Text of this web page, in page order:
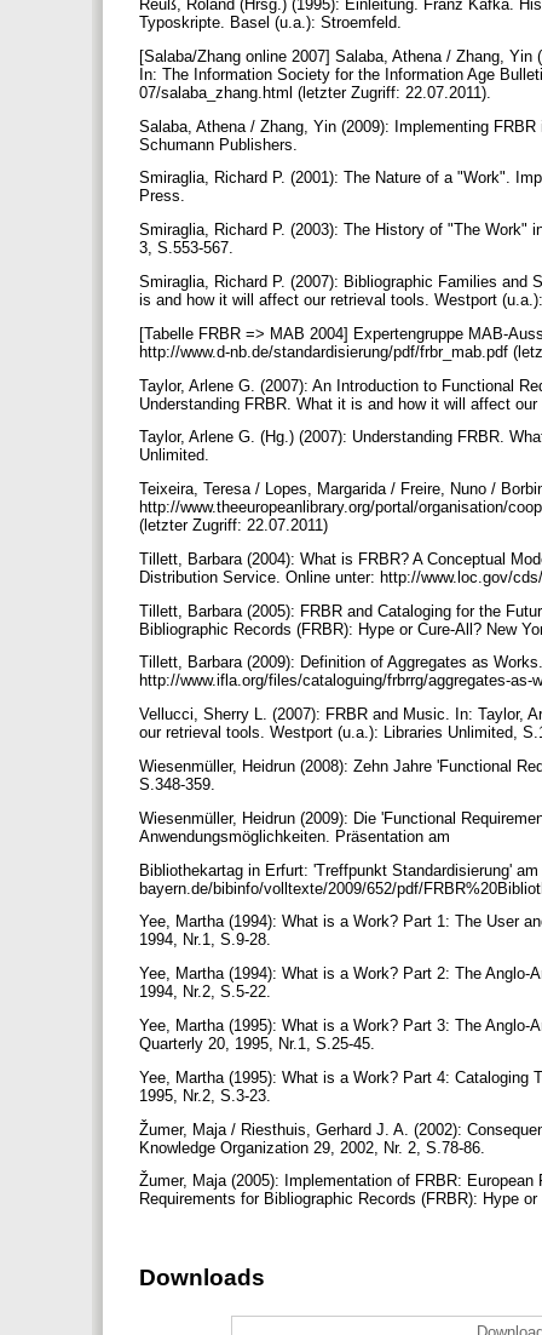
Reuß, Roland (Hrsg.) (1995): Einleitung. Franz Kafka.
Typoskripte. Basel (u.a.): Stroemfeld.
[Salaba/Zhang online 2007] Salaba, Athena / Zhang,
In: The Information Society for the Information Age
07/salaba_zhang.html (letzter Zugriff: 22.07.2011).
Salaba, Athena / Zhang, Yin (2009): Implementing
Schumann Publishers.
Smiraglia, Richard P. (2001): The Nature of a "Work".
Press.
Smiraglia, Richard P. (2003): The History of "The Work"
3, S.553-567.
Smiraglia, Richard P. (2007): Bibliographic Families and
is and how it will affect our retrieval tools. Westport
[Tabelle FRBR => MAB 2004] Expertengruppe MAB-
http://www.d-nb.de/standardisierung/pdf/frbr_mab.pdf
Taylor, Arlene G. (2007): An Introduction to Functional
Understanding FRBR. What it is and how it will affect
Taylor, Arlene G. (Hg.) (2007): Understanding FRBR.
Unlimited.
Teixeira, Teresa / Lopes, Margarida / Freire, Nuno /
http://www.theeuropeanlibrary.org/portal/organisation/
(letzter Zugriff: 22.07.2011)
Tillett, Barbara (2004): What is FRBR? A Conceptual
Distribution Service. Online unter: http://www.loc.gov/
Tillett, Barbara (2005): FRBR and Cataloging for the
Bibliographic Records (FRBR): Hype or Cure-All? New
Tillett, Barbara (2009): Definition of Aggregates as
http://www.ifla.org/files/cataloguing/frbrrg/aggregates-
Vellucci, Sherry L. (2007): FRBR and Music. In: Taylor,
our retrieval tools. Westport (u.a.): Libraries Unlimited,
Wiesenmüller, Heidrun (2008): Zehn Jahre 'Functional
S.348-359.
Wiesenmüller, Heidrun (2009): Die 'Functional
Anwendungsmöglichkeiten. Präsentation am
Bibliothekartag in Erfurt: 'Treffpunkt Standardisierung'
bayern.de/bibinfo/volltexte/2009/652/pdf/
Yee, Martha (1994): What is a Work? Part 1: The User
1994, Nr.1, S.9-28.
Yee, Martha (1994): What is a Work? Part 2: The
1994, Nr.2, S.5-22.
Yee, Martha (1995): What is a Work? Part 3: The
Quarterly 20, 1995, Nr.1, S.25-45.
Yee, Martha (1995): What is a Work? Part 4:
1995, Nr.2, S.3-23.
Žumer, Maja / Riesthuis, Gerhard J. A. (2002):
Knowledge Organization 29, 2002, Nr. 2, S.78-86.
Žumer, Maja (2005): Implementation of FRBR:
Requirements for Bibliographic Records (FRBR): Hype
Downloads